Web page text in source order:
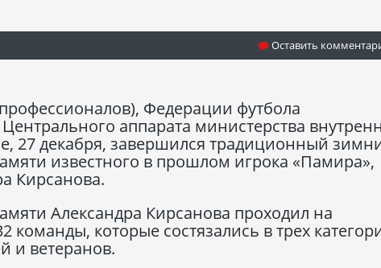
Оставить
Федерации футбола
аппарата министерства
27 декабря, завершился традиционный
известного в прошлом игрока «Памира»,
Кирсанова.
Александра Кирсанова проходил на
команды, которые состязались в трех
и ветеранов.